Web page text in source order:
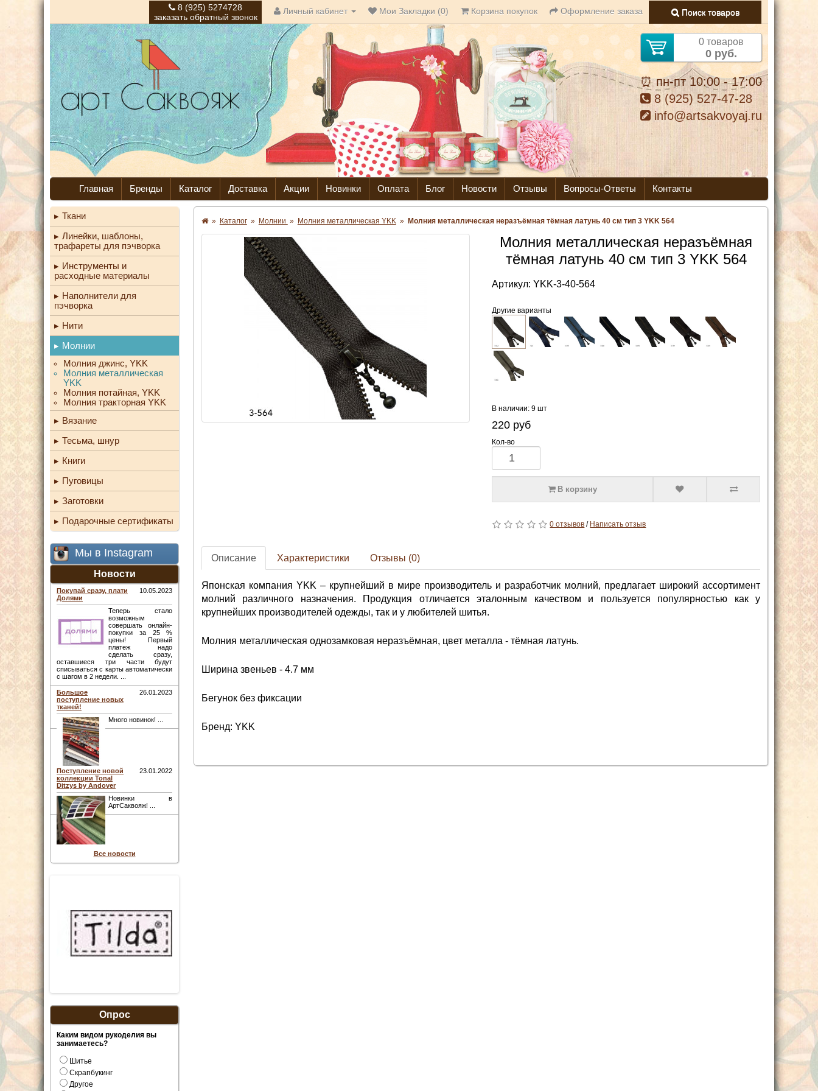
8 (925) 5274728
заказать обратный звонок
Личный кабинет Мои Закладки (0) Корзина покупок Оформление заказа Поиск товаров
0 товаров
0 руб.
⏰ пн-пт 10:00 - 17:00
8 (925) 527-47-28
info@artsakvoyaj.ru
Главная Бренды Каталог Доставка Акции Новинки Оплата Блог Новости Отзывы Вопросы-Ответы Контакты
Ткани
Линейки, шаблоны,
трафареты для пэчворка
Инструменты и
расходные материалы
Наполнители для
пэчворка
Нити
Молнии
Молния джинс, YKK
Молния металлическая
YKK
Молния потайная, YKK
Молния тракторная YKK
Вязание
Тесьма, шнур
Книги
Пуговицы
Заготовки
Подарочные сертификаты
Мы в Instagram
Новости
Покупай сразу, плати
Долями
10.05.2023
Теперь стало
возможным
совершать онлайн-
покупки за 25 %
цены! Первый
платеж надо
сделать сразу,
оставшиеся три части будут
списываться с карты автоматически
с шагом в 2 недели. ...
Большое
поступление новых
тканей!
26.01.2023
Много новинок! ...
Поступление новой
коллекции Tonal
Ditzys by Andover
23.01.2022
Новинки в
АртСаквояж! ...
Все новости
Опрос
Каким видом рукоделия вы
занимаетесь?
Шитье
Скрапбукинг
Другое
» Каталог » Молнии » Молния металлическая YKK » Молния металлическая неразъёмная тёмная латунь 40 см тип 3 YKK 564
Молния металлическая неразъёмная
тёмная латунь 40 см тип 3 YKK 564
Артикул:YKK-3-40-564
Другие варианты
В наличии: 9 шт
220 руб
Кол-во
В корзину
0 отзывов / Написать отзыв
Описание Характеристики Отзывы (0)
Японская компания YKK – крупнейший в мире производитель и разработчик молний, предлагает широкий ассортимент
молний различного назначения. Продукция отличается эталонным качеством и пользуется популярностью как у
крупнейших производителей одежды, так и у любителей шитья.
Молния металлическая однозамковая неразъёмная, цвет металла - тёмная латунь.
Ширина звеньев - 4.7 мм
Бегунок без фиксации
Бренд: YKK